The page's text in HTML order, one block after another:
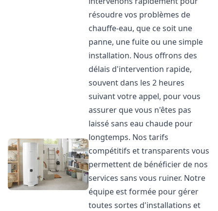
résoudre vos problèmes de
chauffe-eau, que ce soit une
panne, une fuite ou une simple
installation. Nous offrons des
délais d'intervention rapide,
souvent dans les 2 heures
suivant votre appel, pour vous
assurer que vous n'êtes pas
laissé sans eau chaude pour
longtemps. Nos tarifs
compétitifs et transparents vous
permettent de bénéficier de nos
services sans vous ruiner. Notre
équipe est formée pour gérer
toutes sortes d'installations et